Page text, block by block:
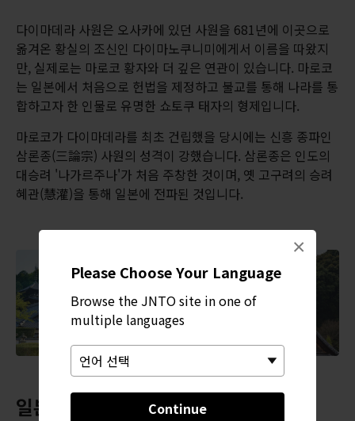
Please Choose Your Language
Browse the JNTO site in one of
multiple languages
Continue
×
다이마데라 사원은 오사카에 있던 사원을 681년에 이곳으로
옮겨온 황실의 조신인 다이마노쿠니미에게서 이름을 따왔지
만, 실제로는 마로코 황자와 더 깊은 연관이 있습니다. 마로코
는 일본에서 처음으로 헌법을 제정하고 불교를 통해 나라를 통
합하고자 한 인물로 유명한 쇼토쿠 태자의 형제입니다.
마로코가 다이마데라를 최초 건립했을 당시에는 신흥 종파인
삼론종(三論宗) 사원의 성격이 강했습니다. 삼론종은 인도의
대승려 '나가르주나'가 처음 주창한 것이며, 옛 고구려의 승려
혜관(慧灌)을 통해 일본에 전파된 것입니다.
일본판 신데렐라와 보물이 된 만다라